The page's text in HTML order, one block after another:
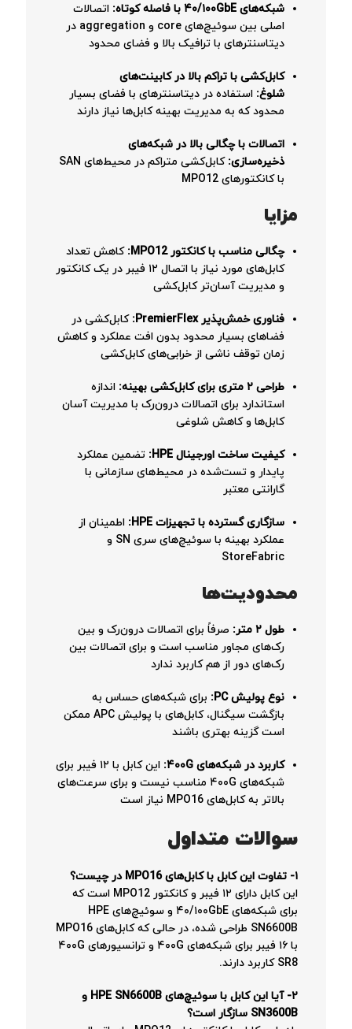
شبکه‌های ۴۰/۱۰۰GbE با فاصله کوتاه:
اتصالات
اصلی بین سوئیچ‌های core و aggregation در
دیتاسنترهای با ترافیک بالا و فضای محدود
کابل‌کشی با تراکم بالا در کابینت‌های
شلوغ: استفاده در دیتاسنترهای با فضای بسیار
محدود که به مدیریت بهینه کابل‌ها نیاز دارند
اتصالات با چگالی بالا در شبکه‌های
ذخیره‌سازی:
کابل‌کشی متراکم در محیط‌های SAN
با کانکتورهای MPO12
مزایا
چگالی مناسب با کانکتور MPO12:
کاهش تعداد
کابل‌های مورد نیاز با اتصال ۱۲ فیبر در یک کانکتور
و مدیریت آسان‌تر کابل‌کشی
فناوری خمش‌پذیر PremierFlex:
کابل‌کشی در
فضاهای بسیار محدود بدون افت عملکرد و کاهش
زمان توقف ناشی از خرابی‌های کابل‌کشی
طراحی ۲ متری برای کابل‌کشی بهینه:
اندازه
استاندارد برای اتصالات درون‌رک با مدیریت آسان
کابل‌ها و کاهش شلوغی
کیفیت ساخت اورجینال HPE:
تضمین عملکرد
پایدار و تست‌شده در محیط‌های سازمانی با
گارانتی معتبر
سازگاری گسترده با تجهیزات HPE:
اطمینان از
عملکرد بهینه با سوئیچ‌های سری SN و
StoreFabric
محدودیت‌ها
طول ۲ متر:
صرفاً برای اتصالات درون‌رک و بین
رک‌های مجاور مناسب است و برای اتصالات بین
رک‌های دور از هم کاربرد ندارد
نوع پولیش PC:
برای شبکه‌های حساس به
بازگشت سیگنال، کابل‌های با پولیش APC ممکن
است گزینه بهتری باشند
کاربرد در شبکه‌های ۴۰۰G:
این کابل با ۱۲ فیبر برای
شبکه‌های ۴۰۰G مناسب نیست و برای سرعت‌های
بالاتر به کابل‌های MPO16 نیاز است
سوالات متداول
۱- تفاوت این کابل با کابل‌های MPO16 در چیست؟
این کابل دارای ۱۲ فیبر و کانکتور MPO12 است که
برای شبکه‌های ۴۰/۱۰۰GbE و سوئیچ‌های HPE
SN6600B طراحی شده، در حالی که کابل‌های MPO16
با ۱۶ فیبر برای شبکه‌های ۴۰۰G و ترانسیورهای ۴۰۰G
SR8 کاربرد دارند.
۲- آیا این کابل با سوئیچ‌های HPE SN6600B و
SN3600B سازگار است؟